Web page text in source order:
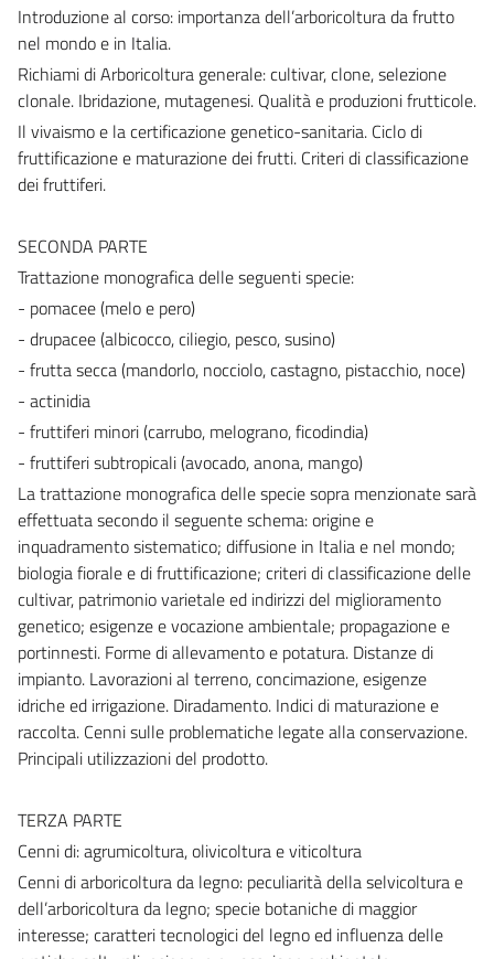
Introduzione al corso: importanza dell’arboricoltura da frutto
nel mondo e in Italia.
Richiami di Arboricoltura generale: cultivar, clone, selezione
clonale. Ibridazione, mutagenesi. Qualità e produzioni frutticole.
Il vivaismo e la certificazione genetico-sanitaria. Ciclo di
fruttificazione e maturazione dei frutti. Criteri di classificazione
dei fruttiferi.
SECONDA PARTE
Trattazione monografica delle seguenti specie:
- pomacee (melo e pero)
- drupacee (albicocco, ciliegio, pesco, susino)
- frutta secca (mandorlo, nocciolo, castagno, pistacchio, noce)
- actinidia
- fruttiferi minori (carrubo, melograno, ficodindia)
- fruttiferi subtropicali (avocado, anona, mango)
La trattazione monografica delle specie sopra menzionate sarà
effettuata secondo il seguente schema: origine e
inquadramento sistematico; diffusione in Italia e nel mondo;
biologia fiorale e di fruttificazione; criteri di classificazione delle
cultivar, patrimonio varietale ed indirizzi del miglioramento
genetico; esigenze e vocazione ambientale; propagazione e
portinnesti. Forme di allevamento e potatura. Distanze di
impianto. Lavorazioni al terreno, concimazione, esigenze
idriche ed irrigazione. Diradamento. Indici di maturazione e
raccolta. Cenni sulle problematiche legate alla conservazione.
Principali utilizzazioni del prodotto.
TERZA PARTE
Cenni di: agrumicoltura, olivicoltura e viticoltura
Cenni di arboricoltura da legno: peculiarità della selvicoltura e
dell’arboricoltura da legno; specie botaniche di maggior
interesse; caratteri tecnologici del legno ed influenza delle